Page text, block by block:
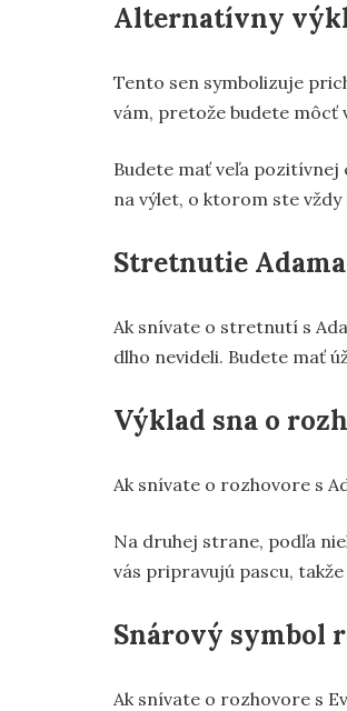
Alternatívny
Tento sen symbolizuje
vám, pretože budete môcť
Budete mať veľa pozitívnej
na výlet, o ktorom ste vždy
Stretnutie
Ak snívate o stretnutí s
dlho nevideli. Budete mať
Výklad sna o
Ak snívate o rozhovore s
Na druhej strane, podľa
vás pripravujú pascu,
Snárový symbol
Ak snívate o rozhovore s